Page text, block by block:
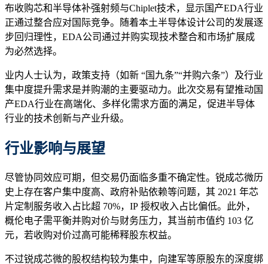
布收购芯和半导体补强射频与Chiplet技术，显示国产EDA行业
正通过整合应对国际竞争。随着本土半导体设计公司的发展逐
步回归理性，EDA公司通过并购实现技术整合和市场扩展成
为必然选择。
业内人士认为，政策支持（如新 “国九条”“并购六条”）及行业
集中度提升需求是并购潮的主要驱动力。此次交易有望推动国
产EDA行业在高端化、多样化需求方面的满足，促进半导体
行业的技术创新与产业升级。
行业影响与展望
尽管协同效应可期，但交易仍面临多重不确定性。锐成芯微历
史上存在客户集中度高、政府补贴依赖等问题，其 2021 年芯
片定制服务收入占比超 70%，IP 授权收入占比偏低。此外，
概伦电子需平衡并购对价与财务压力，其当前市值约 103 亿
元，若收购对价过高可能稀释股东权益。
不过锐成芯微的股权结构较为集中，向建军等原股东的深度绑